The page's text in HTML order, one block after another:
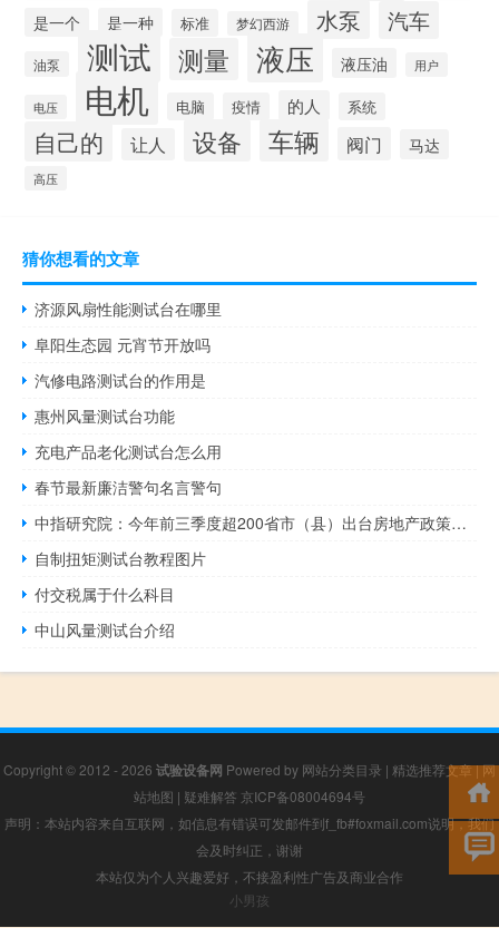
是一个 是一种 标准 梦幻西游 水泵 汽车
油泵 测试 测量 液压 液压油 用户
电压 电机 电脑 疫情 的人 系统
自己的 让人 设备 车辆 阀门 马达
高压
猜你想看的文章
济源风扇性能测试台在哪里
阜阳生态园 元宵节开放吗
汽修电路测试台的作用是
惠州风量测试台功能
充电产品老化测试台怎么用
春节最新廉洁警句名言警句
中指研究院：今年前三季度超200省市（县）出台房地产政策超400条
自制扭矩测试台教程图片
付交税属于什么科目
中山风量测试台介绍
Copyright © 2012 - 2026 试验设备网 Powered by 网站分类目录 | 精选推荐文章|网
站地图 | 疑难解答 京ICP备08004694号
声明：本站内容来自互联网，如信息有错误可发邮件到f_fb#foxmail.com说明，我们
会及时纠正，谢谢
本站仅为个人兴趣爱好，不接盈利性广告及商业合作
小男孩